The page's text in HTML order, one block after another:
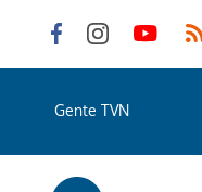
Gente TVN